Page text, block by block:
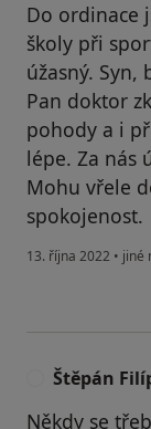
Do ordinace
školy při
úžasný. Syn,
Pan doktor
pohody a i
lépe. Za nás
Mohu vřele
spokojenost.
13. října 2022 • jiné
Štěpán
Někdy se